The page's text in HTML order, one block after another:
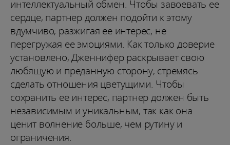
интеллектуальный обмен. Чтобы завоевать ее
сердце, партнер должен подойти к этому
вдумчиво, разжигая ее интерес, не
перегружая ее эмоциями. Как только доверие
установлено, Дженнифер раскрывает свою
любящую и преданную сторону, стремясь
сделать отношения цветущими. Чтобы
сохранить ее интерес, партнер должен быть
независимым и уникальным, так как она
ценит волнение больше, чем рутину и
ограничения.